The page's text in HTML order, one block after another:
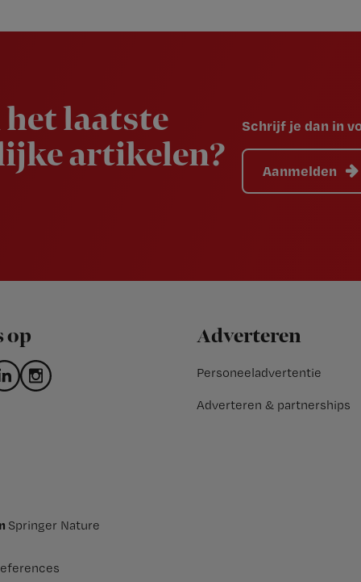
laatste
artikelen?
Schrijf je dan in
Aanmelden
op Adverteren
Personeeladvertentie
Adverteren & partnerships
Springer Nature